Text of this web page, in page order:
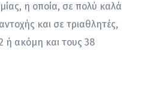
η οποία, σε πολύ καλά
και σε τριαθλητές,
ή ακόμη και τους 38